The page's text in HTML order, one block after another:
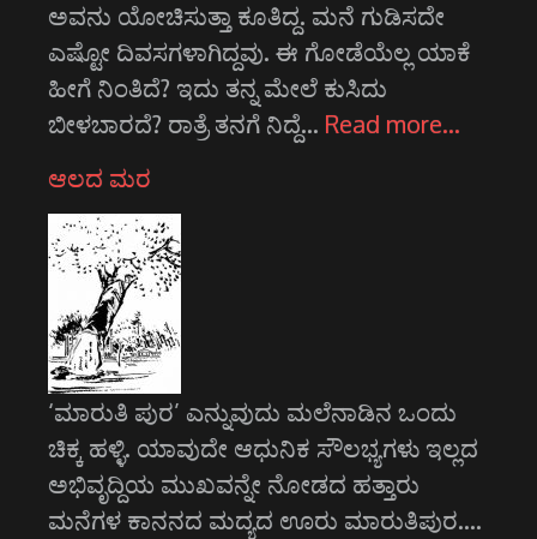
ಅವನು ಯೋಚಿಸುತ್ತಾ ಕೂತಿದ್ದ. ಮನೆ ಗುಡಿಸದೇ
ಎಷ್ಟೋ ದಿವಸಗಳಾಗಿದ್ದವು. ಈ ಗೋಡೆಯೆಲ್ಲ ಯಾಕೆ
ಹೀಗೆ ನಿಂತಿದೆ? ಇದು ತನ್ನ ಮೇಲೆ ಕುಸಿದು
ಬೀಳಬಾರದೆ? ರಾತ್ರೆ ತನಗೆ ನಿದ್ದೆ… Read more…
ಆಲದ ಮರ
‘ಮಾರುತಿ ಪುರ’ ಎನ್ನುವುದು ಮಲೆನಾಡಿನ ಒಂದು
ಚಿಕ್ಕ ಹಳ್ಳಿ. ಯಾವುದೇ ಆಧುನಿಕ ಸೌಲಭ್ಯಗಳು ಇಲ್ಲದ
ಅಭಿವೃದ್ದಿಯ ಮುಖವನ್ನೇ ನೋಡದ ಹತ್ತಾರು
ಮನೆಗಳ ಕಾನನದ ಮದ್ಯದ ಊರು ಮಾರುತಿಪುರ.…